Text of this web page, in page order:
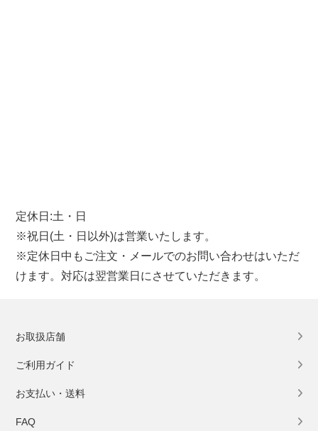
定休日:土・日
※祝日(土・日以外)は営業いたします。
※定休日中もご注文・メールでのお問い合わせはいただ
けます。対応は翌営業日にさせていただきます。
お取扱店舗
ご利用ガイド
お支払い・送料
FAQ